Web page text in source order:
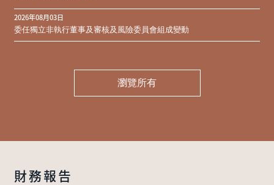
2026年08月03日
委任獨立非執行董事及審核及風險委員會組成變動
瀏覽所有
財務報告